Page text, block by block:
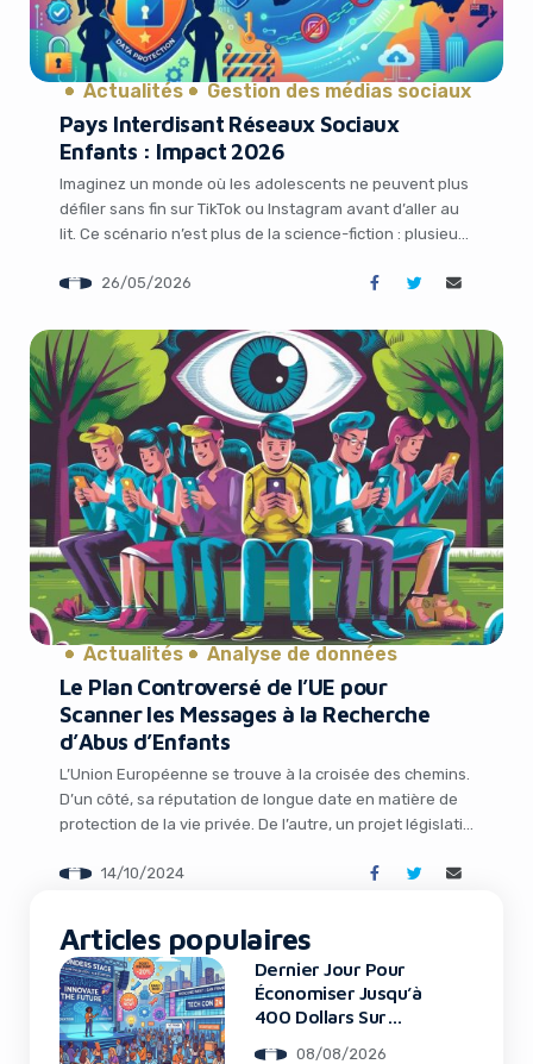
Actualités Gestion des médias sociaux
Pays Interdisant Réseaux Sociaux
Enfants : Impact 2026
Imaginez un monde où les adolescents ne peuvent plus
défiler sans fin sur TikTok ou Instagram avant d’aller au
lit. Ce scénario n’est plus de la science-fiction : plusieurs
Pour les entrepreneurs, marketeurs et fondateurs de
[…]
26/05/2026
Actualités Analyse de données
Le Plan Controversé de l’UE pour
Scanner les Messages à la Recherche
d’Abus d’Enfants
L’Union Européenne se trouve à la croisée des chemins.
D’un côté, sa réputation de longue date en matière de
protection de la vie privée. De l’autre, un projet législatif
sexuels sur les enfants, qui menace de réduire
14/10/2024
Articles populaires
Dernier Jour Pour
Économiser Jusqu’à
400 Dollars Sur
08/08/2026
It looks like you're
using an ad-blocker!
Yes, I will turn off Ad-Blocker